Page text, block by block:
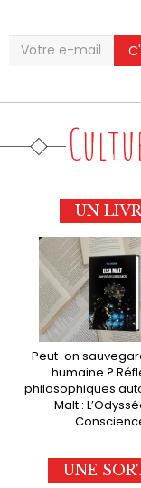
UN
Peut-on
humaine ?
philosophiques
Malt :
UNE